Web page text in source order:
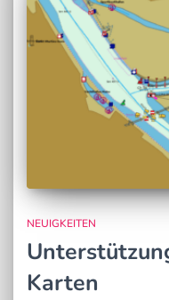
NEUIGKEITEN
Karten